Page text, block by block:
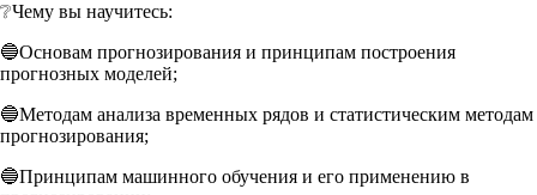
❔Чему вы научитесь:
🔵Основам прогнозирования и принципам построения
прогнозных моделей;
🔵Методам анализа временных рядов и статистическим методам
прогнозирования;
🔵Принципам машинного обучения и его применению в